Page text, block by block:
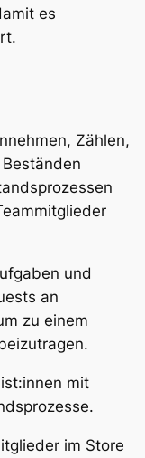
es
Zählen,
und
an
zu einem
mit
im Store